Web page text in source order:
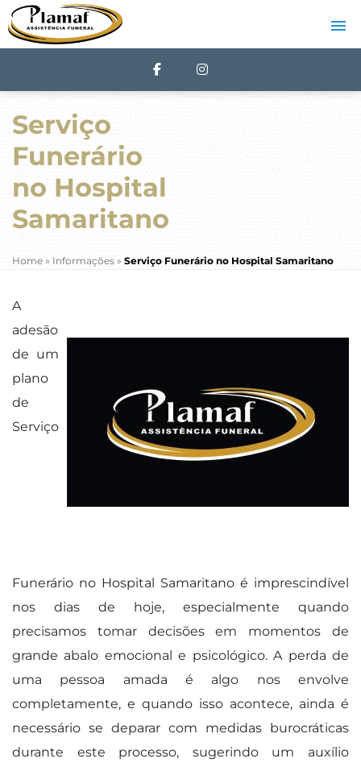
Serviço
Funerário
no Hospital
Samaritano
Home » Informações » Serviço Funerário no Hospital Samaritano
A
adesão
de um
plano
de
Serviço
Funerário no Hospital Samaritano é imprescindível
nos dias de hoje, especialmente quando
precisamos tomar decisões em momentos de
grande abalo emocional e psicológico. A perda de
uma pessoa amada é algo nos envolve
completamente, e quando isso acontece, ainda é
necessário se deparar com medidas burocráticas
durante este processo, sugerindo um auxílio